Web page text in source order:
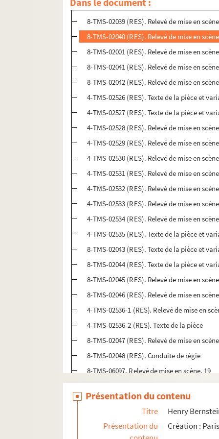
8-TMS-02038 (RES). Relevé de mise en
8-TMS-02039 (RES). Relevé de mise en
8-TMS-02040 (RES). Relevé de mise en
8-TMS-02001 (RES). Relevé de mise en
8-TMS-02041 (RES). Relevé de mise en
8-TMS-02042 (RES). Relevé de mise en
4-TMS-02526 (RES). Texte de la pièce et
4-TMS-02527 (RES). Texte de la pièce et
4-TMS-02528 (RES). Relevé de mise en
4-TMS-02529 (RES). Relevé de mise en
4-TMS-02530 (RES). Relevé de mise en
4-TMS-02531 (RES). Relevé de mise en
4-TMS-02532 (RES). Relevé de mise en
4-TMS-02533 (RES). Relevé de mise en
4-TMS-02534 (RES). Relevé de mise en
4-TMS-02535 (RES). Texte de la pièce et
8-TMS-02043 (RES). Texte de la pièce et
8-TMS-02044 (RES). Texte de la pièce et
8-TMS-02045 (RES). Relevé de mise en
8-TMS-02046 (RES). Relevé de mise en
4-TMS-02536-1 (RES). Relevé de mise en
4-TMS-02536-2 (RES). Texte de la pièce
8-TMS-02047 (RES). Relevé de mise en
8-TMS-02048 (RES). Conduite de régie
8-TMS-06097. Relevé de mise en scène. 19
8-TMS-06098. Relevé de mise en scène. 20
8-TMS-06099. Relevé de mise en scène. 21
Henri de Rothschild. La rampe : pièce en 3
Présentation du contenu
Titre
Henry
Présentation du
Création :